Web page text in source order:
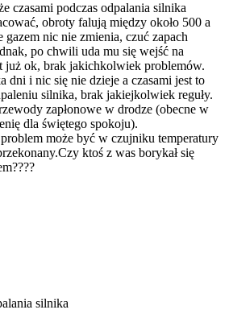
czasami podczas odpalania silnika
obroty falują między około 500 a
nic nie zmienia, czuć zapach
po chwili uda mu się wejść na
już ok, brak jakichkolwiek problemów.
dni i nic się nie dzieje a czasami jest to
silnika, brak jakiejkolwiek reguły.
zapłonowe w drodze (obecne w
dla świętego spokoju).
może być w czujniku temperatury
ktoś z was borykał się
silnika